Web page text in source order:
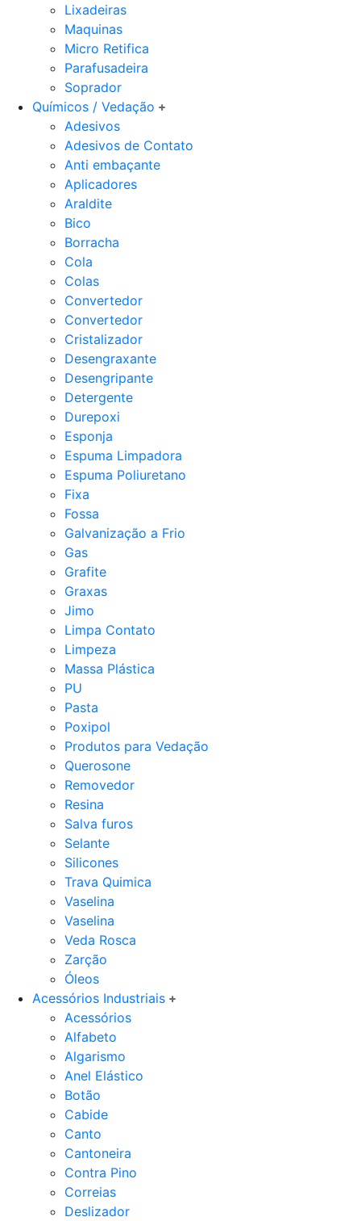
Lixadeiras
Maquinas
Micro Retifica
Parafusadeira
Soprador
Químicos / Vedação
Adesivos
Adesivos de Contato
Anti embaçante
Aplicadores
Araldite
Bico
Borracha
Cola
Colas
Convertedor
Convertedor
Cristalizador
Desengraxante
Desengripante
Detergente
Durepoxi
Esponja
Espuma Limpadora
Espuma Poliuretano
Fixa
Fossa
Galvanização a Frio
Gas
Grafite
Graxas
Jimo
Limpa Contato
Limpeza
Massa Plástica
PU
Pasta
Poxipol
Produtos para Vedação
Querosone
Removedor
Resina
Salva furos
Selante
Silicones
Trava Quimica
Vaselina
Vaselina
Veda Rosca
Zarção
Óleos
Acessórios Industriais
Acessórios
Alfabeto
Algarismo
Anel Elástico
Botão
Cabide
Canto
Cantoneira
Contra Pino
Correias
Deslizador